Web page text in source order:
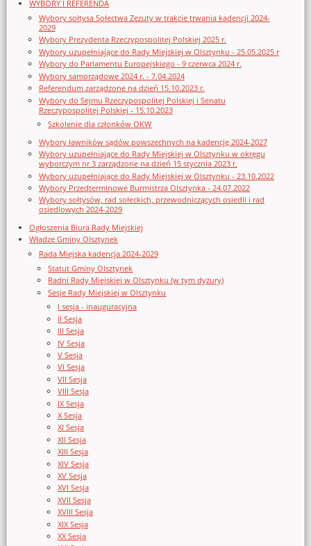
WYBORY I REFERENDA
Wybory sołtysa Sołectwa Zezuty w trakcie trwania kadencji 2024-
2029
Wybory Prezydenta Rzeczypospolitej Polskiej 2025 r.
Wybory uzupełniające do Rady Miejskiej w Olsztynku - 25.05.2025 r
Wybory do Parlamentu Europejskiego - 9 czerwca 2024 r.
Wybory samorządowe 2024 r. - 7.04.2024
Referendum zarządzone na dzień 15.10.2023 r.
Wybory do Sejmu Rzeczypospolitej Polskiej i Senatu
Rzeczypospolitej Polskiej - 15.10.2023
Szkolenie dla członków OKW
Wybory ławników sądów powszechnych na kadencję 2024-2027
Wybory uzupełniające do Rady Miejskiej w Olsztynku w okręgu
wyborczym nr 3 zarządzone na dzień 15 stycznia 2023 r.
Wybory uzupełniające do Rady Miejskiej w Olsztynku - 23.10.2022
Wybory Przedterminowe Burmistrza Olsztynka - 24.07.2022
Wybory sołtysów, rad sołeckich, przewodniczących osiedli i rad
osiedlowych 2024-2029
Ogłoszenia Biura Rady Miejskiej
Władze Gminy Olsztynek
Rada Miejska kadencja 2024-2029
Statut Gminy Olsztynek
Radni Rady Miejskiej w Olsztynku (w tym dyżury)
Sesje Rady Miejskiej w Olsztynku
I sesja - inauguracyjna
II Sesja
III Sesja
IV Sesja
V Sesja
VI Sesja
VII Sesja
VIII Sesja
IX Sesja
X Sesja
XI Sesja
XII Sesja
XIII Sesja
XIV Sesja
XV Sesja
XVI Sesja
XVII Sesja
XVIII Sesja
XIX Sesja
XX Sesja